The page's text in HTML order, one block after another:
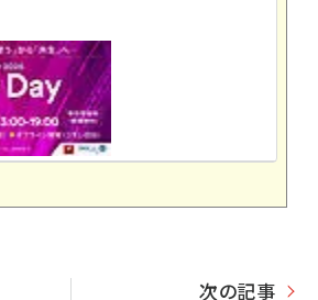
次の記事